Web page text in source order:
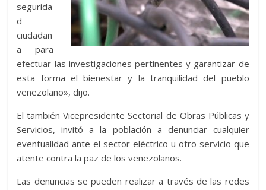
segurida
d
ciudadan
a para
efectuar las investigaciones pertinentes y garantizar de
esta forma el bienestar y la tranquilidad del pueblo
venezolano», dijo.
El también Vicepresidente Sectorial de Obras Públicas y
Servicios, invitó a la población a denunciar cualquier
eventualidad ante el sector eléctrico u otro servicio que
atente contra la paz de los venezolanos.
Las denuncias se pueden realizar a través de las redes